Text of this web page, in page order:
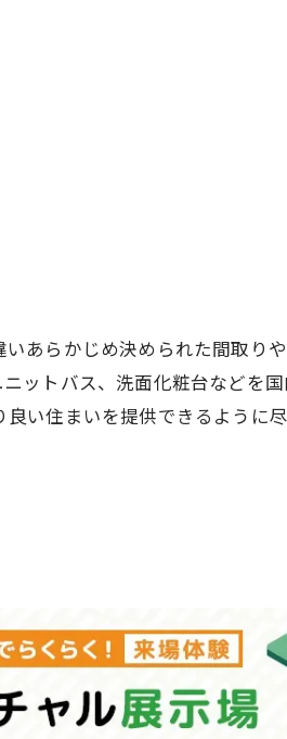
あらかじめ決められた間取り
ットバス、洗面化粧台などを
い住まいを提供できるように